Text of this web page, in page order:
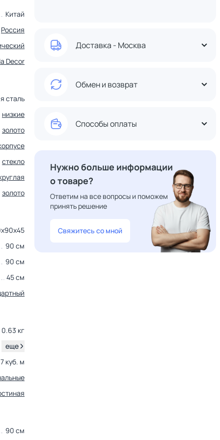
Китай
Россия
Decor
сталь
низкие
золото
стекло
золото
90 см
90 см
45 см
0.63 кг
еще
куб. м
90 см
Доставка - Москва
Обмен и возврат
Способы оплаты
Нужно больше информации
о товаре?
Ответим на все вопросы и поможем
принять решение
Свяжитесь со мной